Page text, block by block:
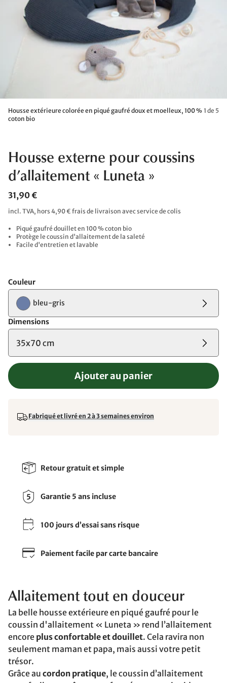
Housse extérieure colorée en piqué gaufré doux et moelleux, 100 %
coton bio
1 de 5
Housse externe pour coussins
d’allaitement « Luneta »
31,90 €
incl. TVA, hors 4,90 € frais de livraison avec service de colis
Piqué gaufré douillet en 100 % coton bio
Protège le coussin d'allaitement de la saleté
Facile d'entretien et lavable
Couleur
bleu-gris
Dimensions
35x70 cm
Ajouter au panier
Fabriqué et livré en 2 à 3 semaines environ
Retour gratuit et simple
Garantie 5 ans incluse
100 jours d’essai sans risque
Paiement facile par carte bancaire
Allaitement tout en douceur
La belle housse extérieure en piqué gaufré pour le
coussin d'allaitement « Luneta » rend l’allaitement
encore plus confortable et douillet. Cela ravira non
seulement maman et papa, mais aussi votre petit
trésor.
Grâce au cordon pratique, le coussin d’allaitement